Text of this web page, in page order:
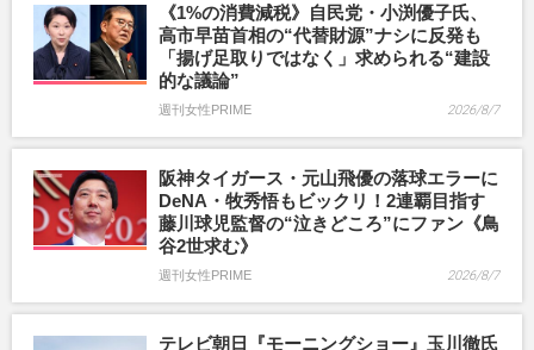
《1%の消費減税》自民党・小渕優子氏、
高市早苗首相の“代替財源”ナシに反発も
「揚げ足取りではなく」求められる“建設
的な議論”
週刊女性PRIME 2026/8/7
阪神タイガース・元山飛優の落球エラーに
DeNA・牧秀悟もビックリ！2連覇目指す
藤川球児監督の“泣きどころ”にファン《鳥
谷2世求む》
週刊女性PRIME 2026/8/7
テレビ朝日『モーニングショー』玉川徹氏